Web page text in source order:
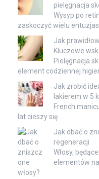
pielęgnacja
Wysyp po
zaskoczyć wielu
Jak
Kluczowe
Pielęgnacja
element codziennej
Jak zrobić
lakierem w 5
French
lat cieszy się …
Jak dbać o
regeneracji
Włosy,
elementów